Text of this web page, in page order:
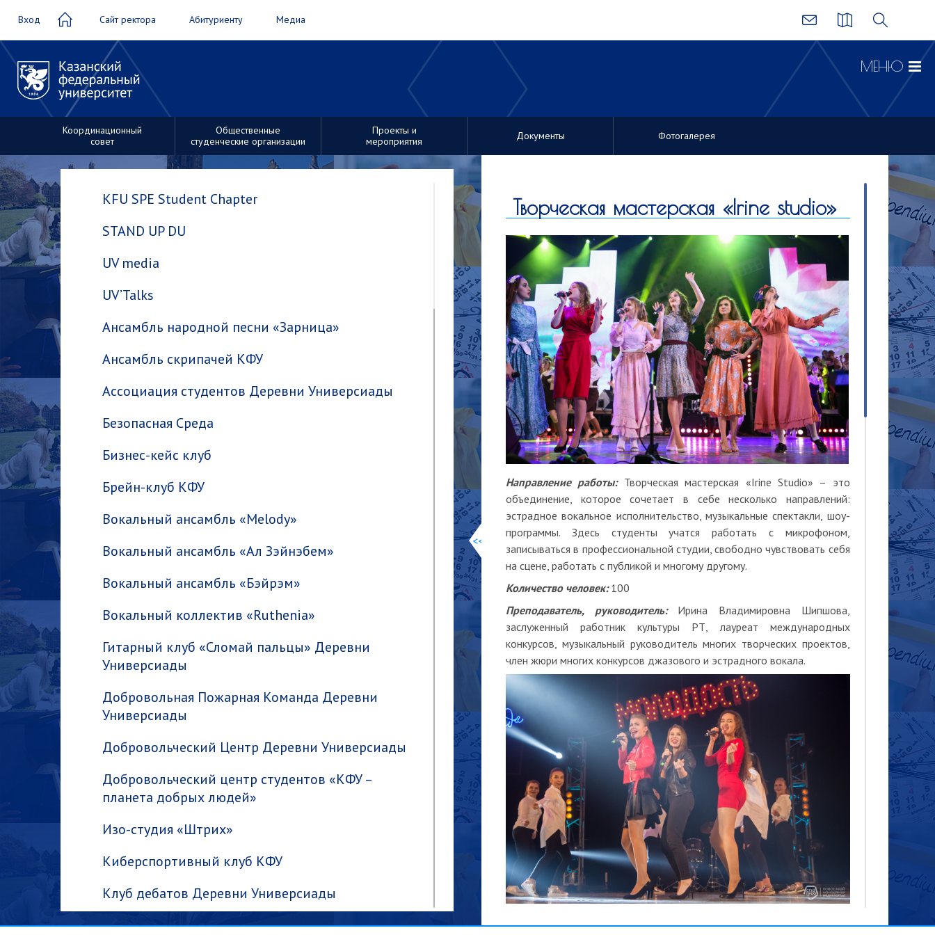
Вход Сайт ректора Абитуриенту Медиа
МЕНЮ
Студенческие
трудовые
отряды
Координационный
совет
Общественные
студенческие организации
Проекты и
мероприятия
Документы Фотогалерея
<<
Общественные
студенческие
KFU SPE Student Chapter
STAND UP DU
UV media
UV’Talks
Ансамбль народной песни «Зарница»
Ансамбль скрипачей КФУ
Ассоциация студентов Деревни Универсиады
Безопасная Среда
Бизнес-кейс клуб
Брейн-клуб КФУ
Вокальный ансамбль «Melody»
Вокальный ансамбль «Ал Зэйнэбем»
Вокальный ансамбль «Бэйрэм»
Вокальный коллектив «Ruthenia»
Гитарный клуб «Сломай пальцы» Деревни
Универсиады
Добровольная Пожарная Команда Деревни
Универсиады
Добровольческий Центр Деревни Универсиады
Добровольческий центр студентов «КФУ –
планета добрых людей»
Изо-студия «Штрих»
Киберспортивный клуб КФУ
Клуб дебатов Деревни Универсиады
Клуб дебатов КФУ
Творческая мастерская «Irine studio»
Направление работы: Творческая мастерская «Irine Studio» – это
объединение, которое сочетает в себе несколько направлений:
эстрадное вокальное исполнительство, музыкальные спектакли, шоу-
программы. Здесь студенты учатся работать с микрофоном,
записываться в профессиональной студии, свободно чувствовать себя
на сцене, работать с публикой и многому другому.
Количество человек: 100
Преподаватель, руководитель:Ирина Владимировна Шипшова,
заслуженный работник культуры РТ, лауреат международных
конкурсов, музыкальный руководитель многих творческих проектов,
член жюри многих конкурсов джазового и эстрадного вокала.